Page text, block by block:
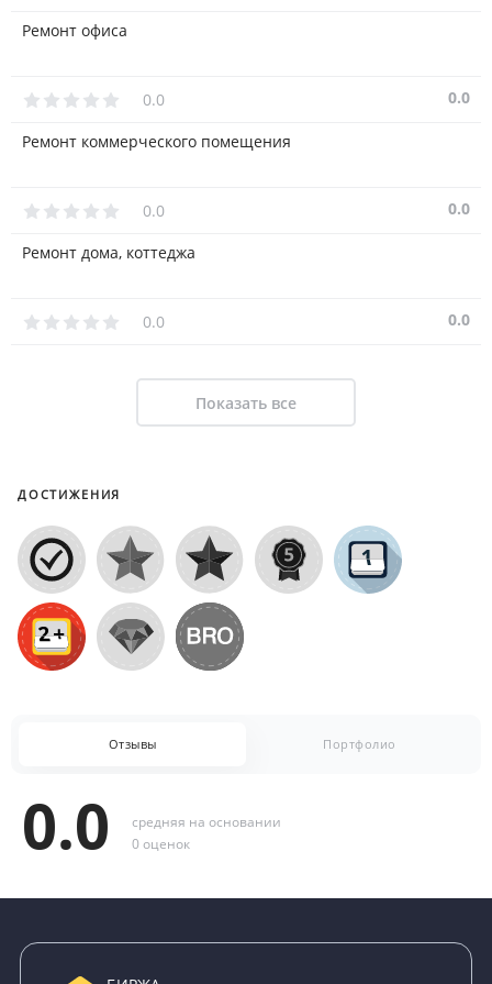
Ремонт офиса
0.0 0.0
Ремонт коммерческого помещения
0.0 0.0
Ремонт дома, коттеджа
0.0 0.0
Показать все
ДОСТИЖЕНИЯ
Отзывы Портфолио
0.0
средняя на основании
0 оценок